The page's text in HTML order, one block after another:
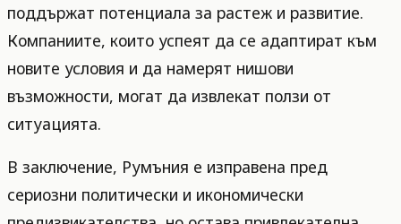
поддържат потенциала за растеж и развитие.
Компаниите, които успеят да се адаптират към
новите условия и да намерят нишови
възможности, могат да извлекат ползи от
ситуацията.
В заключение, Румъния е изправена пред
сериозни политически и икономически